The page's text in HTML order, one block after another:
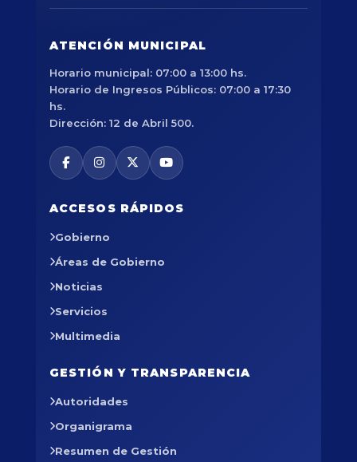
ATENCIÓN MUNICIPAL
Horario municipal: 07:00 a 13:00 hs.
Horario de Ingresos Públicos: 07:00 a 17:30
hs.
Dirección: 12 de Abril 500.
ACCESOS RÁPIDOS
Gobierno
Áreas de Gobierno
Noticias
Servicios
Multimedia
GESTIÓN Y TRANSPARENCIA
Autoridades
Organigrama
Resumen de Gestión